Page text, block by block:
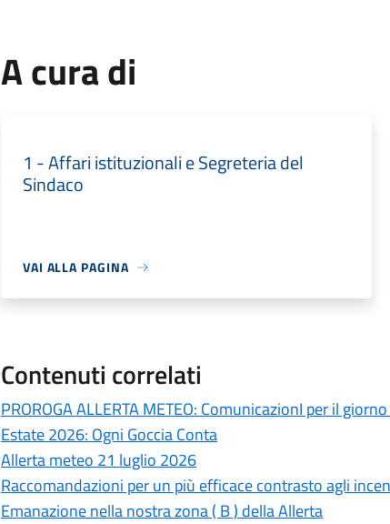
A cura di
1 - Affari istituzionali e Segreteria del
Sindaco
VAI ALLA PAGINA
Contenuti correlati
PROROGA ALLERTA METEO: ComunicazionI per il
Estate 2026: Ogni Goccia Conta
Allerta meteo 21 luglio 2026
Raccomandazioni per un più efficace contrasto agli
Emanazione nella nostra zona ( B ) della Allerta